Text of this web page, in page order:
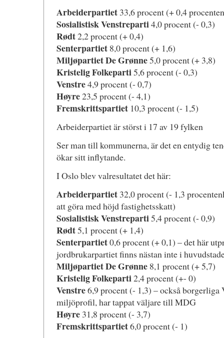
Arbeiderpartiet33,6 procent (+ 0,4
Sosialistisk Venstreparti4,0 procent (- 0,3)
Rødt2,2 procent (+ 0,4)
Senterpartiet8,0 procent (+ 1,6)
Miljøpartiet De Grønne5,0 procent (+ 3,8)
Kristelig Folkeparti5,6 procent (- 0,3)
Venstre4,9 procent (- 0,7)
Høyre23,5 procent (- 4,1)
Fremskrittspartiet10,3 procent (- 1,5)
Arbeiderpartiet är störst i 17 av 19 fylken
Ser man till kommunerna, är det en entydig
ökar sitt inflytande.
I Oslo blev valresultatet det här:
Arbeiderpartiet32,0 procent (- 1,3
att göra med höjd fastighetsskatt)
Sosialistisk Venstreparti5,4 procent (- 0,9)
Rødt5,1 procent (+ 1,4)
Senterpartiet0,6 procent (+ 0,1) – det här
jordbrukarpartiet finns nästan inte i
Miljøpartiet De Grønne8,1 procent (+ 5,7)
Kristelig Folkeparti2,4 procent (+- 0)
Venstre6,9 procent (- 1,3) – också borgerliga
miljöprofil, har tappat väljare till MDG
Høyre31,8 procent (- 3,7)
Fremskrittspartiet6,0 procent (- 1)